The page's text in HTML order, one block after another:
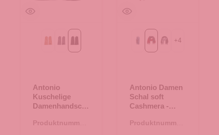
Camelgrauschwarz
Antonio
Kuschelige
Damenhandsch
Innenfutter -
Produktnummer:
69-navybordeaux/grau
dunkel grau/
+4
Antonio Damen
Schal soft
Cashmera -
Produktnummer: